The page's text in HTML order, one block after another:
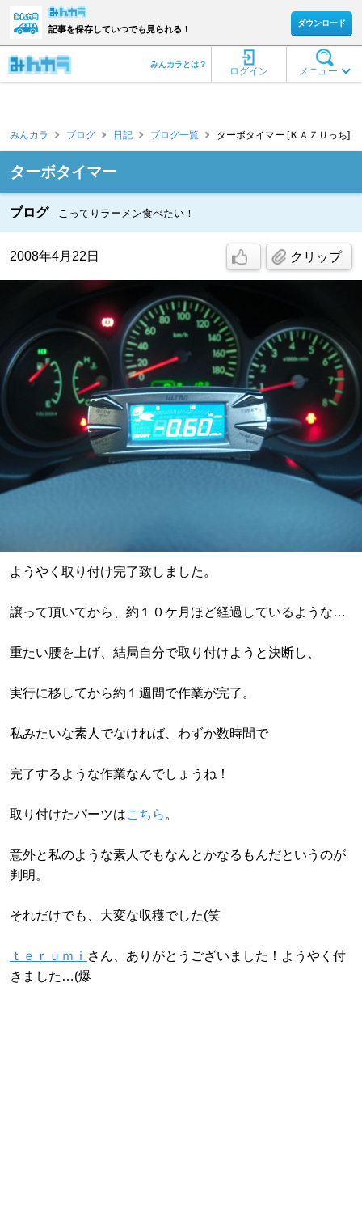
記事を保存していつでも見られる！
ダウンロード
メニュー
ログイン
みんカラとは？
みんカラ ブログ 日記 ブログ一覧 ターボタイマー [ＫＡＺＵっち]
ターボタイマー
ブログ こってりラーメン食べたい！
2008年4月22日 クリップ
ようやく取り付け完了致しました。
譲って頂いてから、約１０ケ月ほど経過しているような…
重たい腰を上げ、結局自分で取り付けようと決断し、
実行に移してから約１週間で作業が完了。
私みたいな素人でなければ、わずか数時間で
完了するような作業なんでしょうね！
取り付けたパーツはこちら 。
意外と私のような素人でもなんとかなるもんだというのが
判明。
それだけでも、大変な収穫でした(笑
ｔｅｒｕｍｉ さん、ありがとうございました！ようやく付
きました…(爆